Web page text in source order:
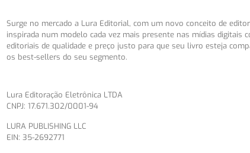
Surge no mercado a Lura Editorial, com um novo conceito de
inspirada num modelo cada vez mais presente nas mídias digitais
editoriais de qualidade e preço justo para que seu livro esteja
os best-sellers do seu segmento.
Lura Editoração Eletrônica LTDA
CNPJ: 17.671.302/0001-94
LURA PUBLISHING LLC
EIN: 35-2692771